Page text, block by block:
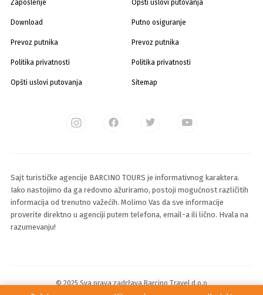
Zaposlenje
Download
Prevoz putnika
Politika privatnosti
Opšti uslovi putovanja
Opšti uslovi putovanja
Putno osiguranje
Prevoz putnika
Politika privatnosti
Sitemap
Sajt turističke agencije BARCINO TOURS je informativnog karaktera.
Iako nastojimo da ga redovno ažuriramo, postoji mogućnost različitih
informacija od trenutno važećih. Molimo Vas da sve informacije
proverite direktno u agenciji putem telefona, email-a ili lično. Hvala na
razumevanju!
© 2025 Sva prava zadržava Barcino Travel d.o.o